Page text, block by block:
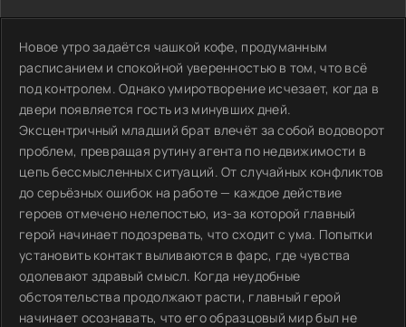
Новое утро задаётся чашкой кофе, продуманным
расписанием и спокойной уверенностью в том, что всё
под контролем. Однако умиротворение исчезает, когда в
двери появляется гость из минувших дней.
Эксцентричный младший брат влечёт за собой водоворот
проблем, превращая рутину агента по недвижимости в
цепь бессмысленных ситуаций. От случайных конфликтов
до серьёзных ошибок на работе — каждое действие
героев отмечено нелепостью, из-за которой главный
герой начинает подозревать, что сходит с ума. Попытки
установить контакт выливаются в фарс, где чувства
одолевают здравый смысл. Когда неудобные
обстоятельства продолжают расти, главный герой
начинает осознавать, что его образцовый мир был не